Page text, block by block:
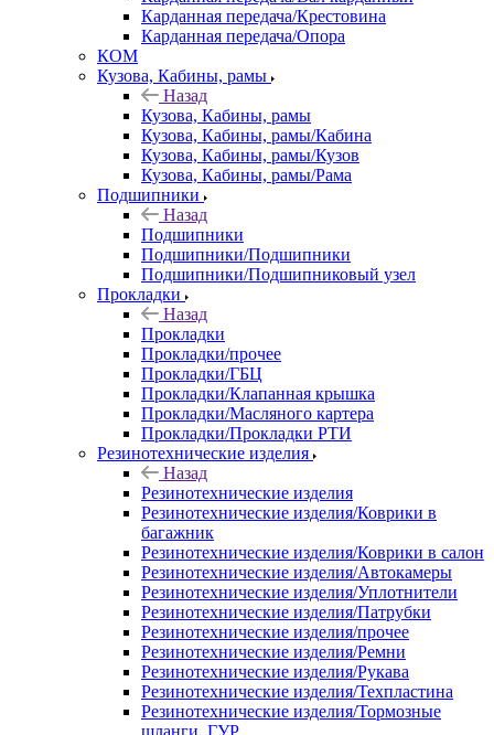
Карданная передача/Крестовина
Карданная передача/Опора
КОМ
Кузова, Кабины, рамы
Назад
Кузова, Кабины, рамы
Кузова, Кабины, рамы/Кабина
Кузова, Кабины, рамы/Кузов
Кузова, Кабины, рамы/Рама
Подшипники
Назад
Подшипники
Подшипники/Подшипники
Подшипники/Подшипниковый узел
Прокладки
Назад
Прокладки
Прокладки/прочее
Прокладки/ГБЦ
Прокладки/Клапанная крышка
Прокладки/Масляного картера
Прокладки/Прокладки РТИ
Резинотехнические изделия
Назад
Резинотехнические изделия
Резинотехнические изделия/Коврики в
багажник
Резинотехнические изделия/Коврики в салон
Резинотехнические изделия/Автокамеры
Резинотехнические изделия/Уплотнители
Резинотехнические изделия/Патрубки
Резинотехнические изделия/прочее
Резинотехнические изделия/Ремни
Резинотехнические изделия/Рукава
Резинотехнические изделия/Техпластина
Резинотехнические изделия/Тормозные
шланги, ГУР